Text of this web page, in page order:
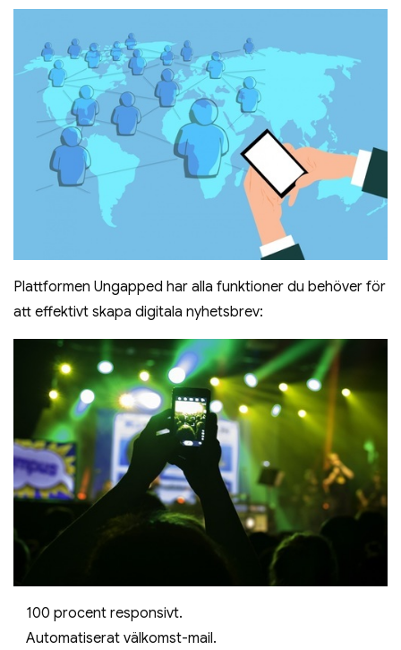
Plattformen Ungapped har alla funktioner du behöver för
att effektivt skapa digitala nyhetsbrev:
100 procent responsivt.
Automatiserat välkomst-mail.